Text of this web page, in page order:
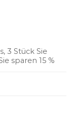
3 Stück Sie
sparen 15 %